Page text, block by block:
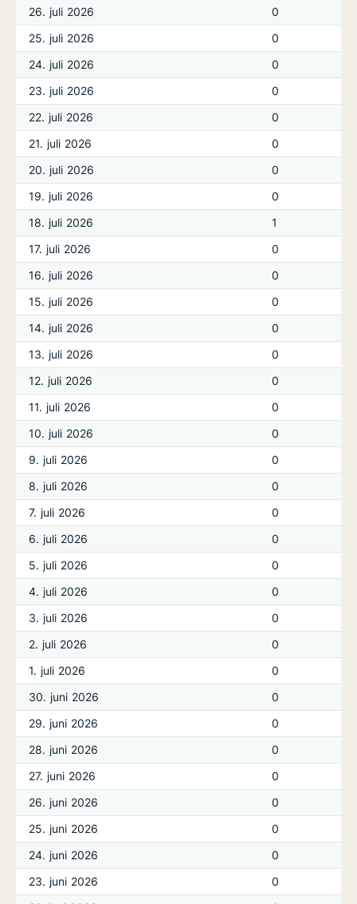
26. juli 2026
0
25. juli 2026
0
24. juli 2026
0
23. juli 2026
0
22. juli 2026
0
21. juli 2026
0
20. juli 2026
0
19. juli 2026
0
18. juli 2026
1
17. juli 2026
0
16. juli 2026
0
15. juli 2026
0
14. juli 2026
0
13. juli 2026
0
12. juli 2026
0
11. juli 2026
0
10. juli 2026
0
9. juli 2026
0
8. juli 2026
0
7. juli 2026
0
6. juli 2026
0
5. juli 2026
0
4. juli 2026
0
3. juli 2026
0
2. juli 2026
0
1. juli 2026
0
30. juni 2026
0
29. juni 2026
0
28. juni 2026
0
27. juni 2026
0
26. juni 2026
0
25. juni 2026
0
24. juni 2026
0
23. juni 2026
0